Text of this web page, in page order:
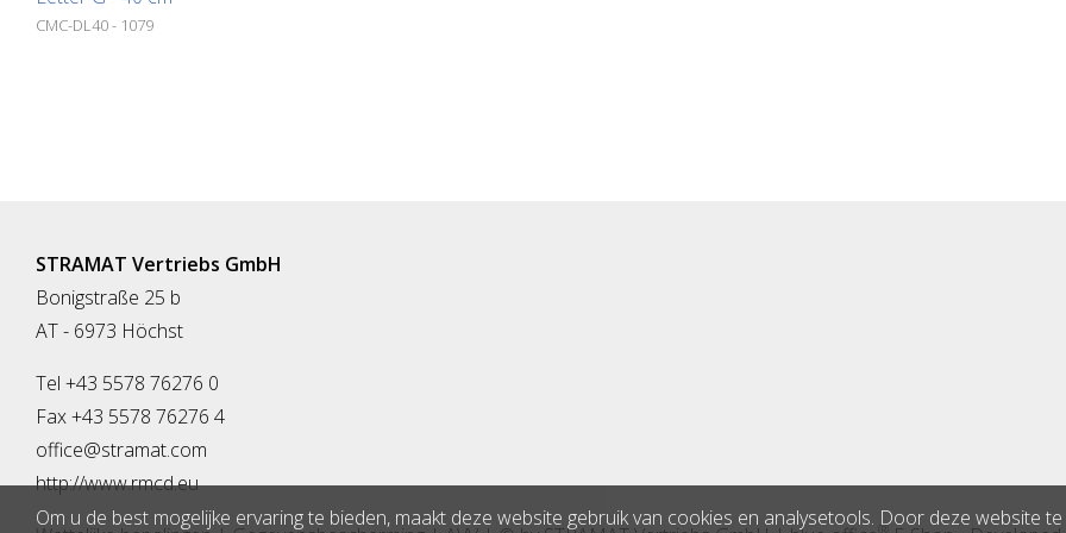
CMC-DL40 - 1079
STRAMAT Vertriebs GmbH
Bonigstraße 25 b
AT - 6973 Höchst
Tel +43 5578 76276 0
Fax +43 5578 76276 4
office@stramat.com
http://www.rmcd.eu
Om u de best mogelijke ervaring te bieden, maakt deze website gebruik van cookies en analysetools. Door deze website